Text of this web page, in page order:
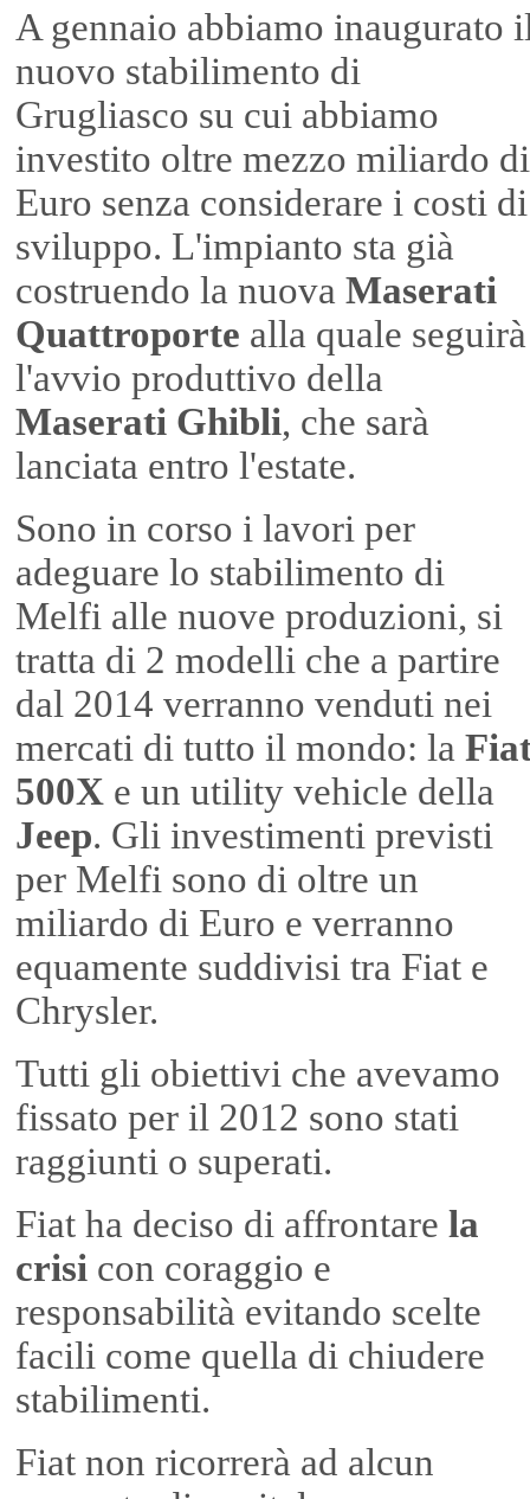
A gennaio abbiamo inaugurato
nuovo stabilimento di
Grugliasco su cui abbiamo
investito oltre mezzo miliardo di
Euro senza considerare i costi di
sviluppo. L'impianto sta già
costruendo la nuova Maserati
Quattroporte alla quale seguirà
l'avvio produttivo della
Maserati Ghibli, che sarà
lanciata entro l'estate.
Sono in corso i lavori per
adeguare lo stabilimento di
Melfi alle nuove produzioni, si
tratta di 2 modelli che a partire
dal 2014 verranno venduti nei
mercati di tutto il mondo: la
500X e un utility vehicle della
Jeep. Gli investimenti previsti
per Melfi sono di oltre un
miliardo di Euro e verranno
equamente suddivisi tra Fiat e
Chrysler.
Tutti gli obiettivi che avevamo
fissato per il 2012 sono stati
raggiunti o superati.
Fiat ha deciso di affrontare la
crisi con coraggio e
responsabilità evitando scelte
facili come quella di chiudere
stabilimenti.
Fiat non ricorrerà ad alcun